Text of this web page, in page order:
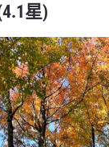
星)